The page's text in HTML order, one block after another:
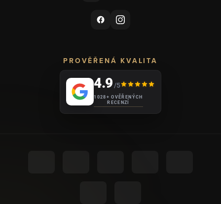
PROVĚŘENÁ KVALITA
4.9/5
1028+ OVĚŘENÝCH
RECENZÍ